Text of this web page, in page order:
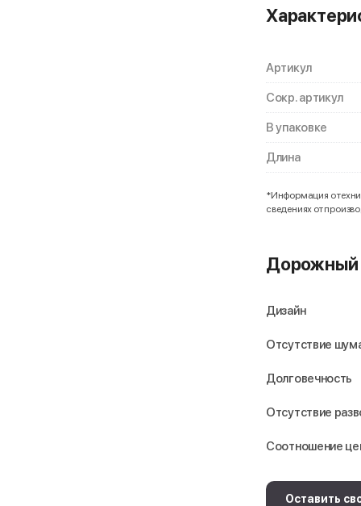
Артикул
Сокр. артикул
В упаковке
Длина
*Информация о
сведениях от
Дорожный
Дизайн
Отсутствие
Долговечность
Отсутствие
Соотношение
Оставить